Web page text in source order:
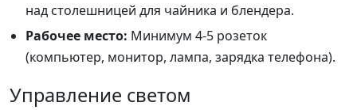
над столешницей для чайника и блендера.
Рабочее место: Минимум 4-5 розеток
(компьютер, монитор, лампа, зарядка телефона).
Управление светом